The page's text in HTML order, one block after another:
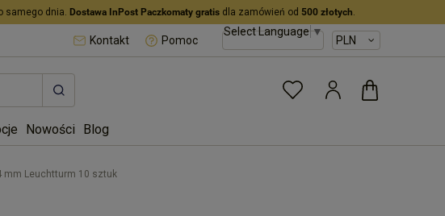
samego dnia. Dostawa InPost Paczkomaty gratis dla zamówień od 500 złotych.
Select Language▼
Kontakt Pomoc
Nowości Blog
mm Leuchtturm 10 sztuk